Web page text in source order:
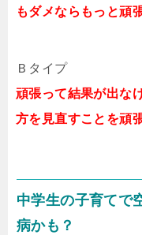
もダメならもっと頑
Ｂタイプ
頑張って結果が出な
方を見直すことを頑
中学生の子育てで
病かも？